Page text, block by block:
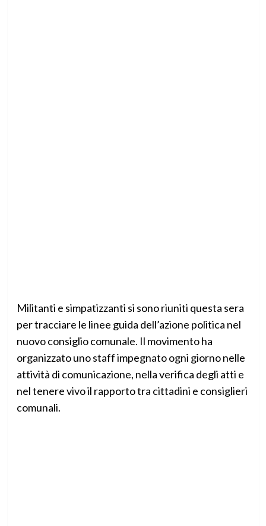
Militanti e simpatizzanti si sono riuniti questa sera
per tracciare le linee guida dell’azione politica nel
nuovo consiglio comunale. Il movimento ha
organizzato uno staff impegnato ogni giorno nelle
attività di comunicazione, nella verifica degli atti e
nel tenere vivo il rapporto tra cittadini e consiglieri
comunali.